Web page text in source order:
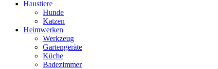
Haustiere
Hunde
Katzen
Heimwerken
Werkzeug
Gartengeräte
Küche
Badezimmer